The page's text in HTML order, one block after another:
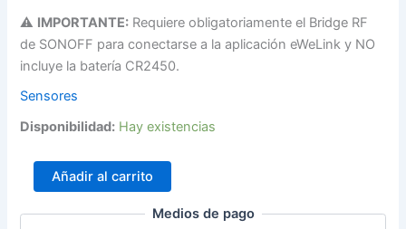
⚠️ IMPORTANTE: Requiere obligatoriamente el Bridge RF
de SONOFF para conectarse a la aplicación eWeLink y NO
incluye la batería CR2450.
Sensores
Disponibilidad: Hay existencias
Añadir al carrito
Medios de pago